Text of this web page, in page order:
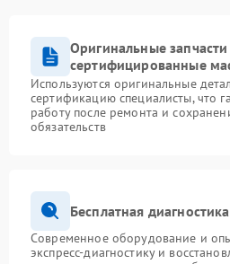
Оригинальные
сертифицированные
Используются оригинальные
сертификацию специалисты, что
работу после ремонта и
обязательств
Бесплатная
Современное оборудование и
экспресс-диагностику и